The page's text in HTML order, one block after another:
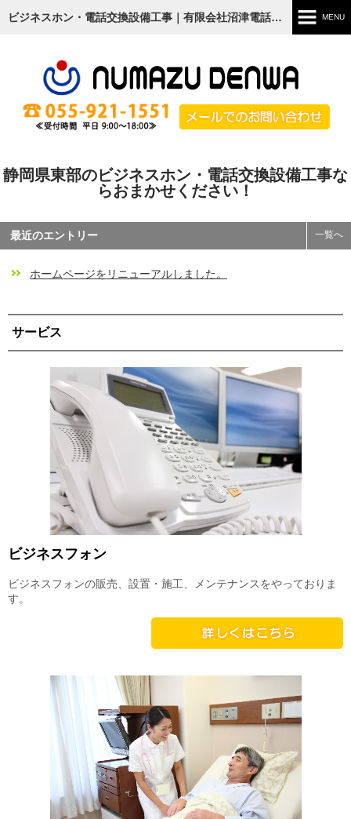
ビジネスホン・電話交換設備工事｜有限会社沼津電話工事 MENU
会社案内
サービス
NDKひかり
おのちゃんマン
馬の耳
馬の耳 English Lesson
お問い合わせ
静岡県東部のビジネスホン・電話交換設備工事な
らおまかせください！
最近のエントリー 一覧へ
ホームページをリニューアルしました。
サービス
ビジネスフォン
ビジネスフォンの販売、設置・施工、メンテナンスをやっておりま
す。